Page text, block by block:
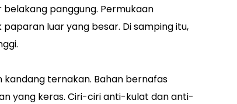
panggung. Permukaan
luar yang besar. Di samping itu,
kandang ternakan. Bahan bernafas
yang keras. Ciri-ciri anti-kulat dan anti-